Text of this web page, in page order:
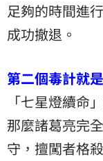
足夠的時間進
成功撤退。
第二個毒計就
「七星燈續命
那麼諸葛亮完
守，擅闖者格